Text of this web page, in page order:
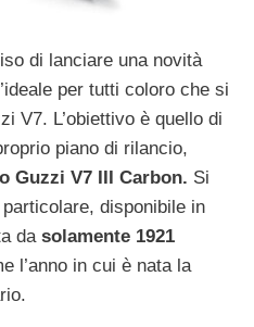
di lanciare una novità
per tutti coloro che si
V7. L’obiettivo è quello di
piano di rilancio,
Guzzi V7 III Carbon. Si
disponibile in
da solamente 1921
l’anno in cui è nata la